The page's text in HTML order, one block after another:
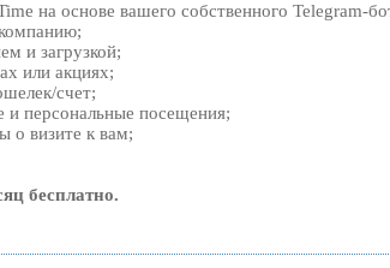
на основе вашего собственного Telegram-
и загрузкой;
или акциях;
счет;
и персональные посещения;
о визите к вам;
бесплатно.